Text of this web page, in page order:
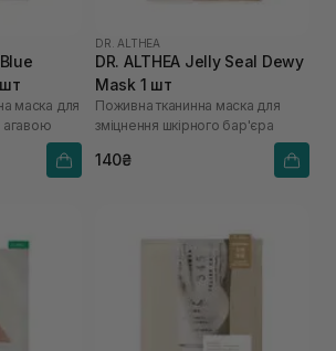
маска для
агавою
DR. ALTHEA
DR. ALTHEA Jelly Seal Dewy
Mask 1 шт
Поживна тканинна маска для
зміцнення шкірного бар'єра
140₴